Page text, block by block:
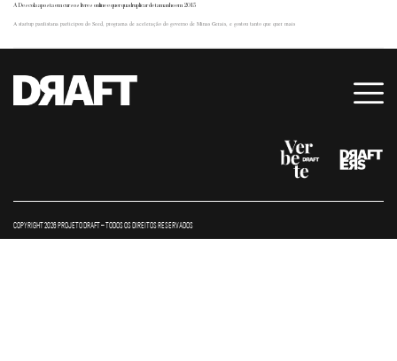
A Descola aposta em cursos livres online e quer quadruplicar de tamanho em 2015
A startup paulistana participou do Seed, programa de aceleração do governo de Minas Gerais, e gostou tanto que quer mais
COPYRIGHT 2026 PROJETO DRAFT – TODOS OS DIREITOS RESERVADOS